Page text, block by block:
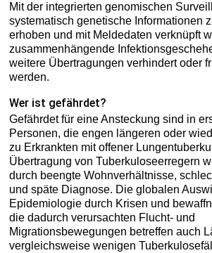
Mit der integrierten genomischen
systematisch genetische Informationen
erhoben und mit Meldedaten verknüpft
zusammenhängende
weitere Übertragungen verhindert oder
werden.
Wer ist gefährdet?
Gefährdet für eine Ansteckung sind in
Personen, die engen längeren oder
zu Erkrankten mit offener
Übertragung von Tuberkuloseerregern
durch beengte Wohnverhältnisse,
und späte Diagnose. Die globalen
Epidemiologie durch Krisen und
die dadurch verursachten Flucht- und
Migrationsbewegungen betreffen auch
vergleichsweise wenigen